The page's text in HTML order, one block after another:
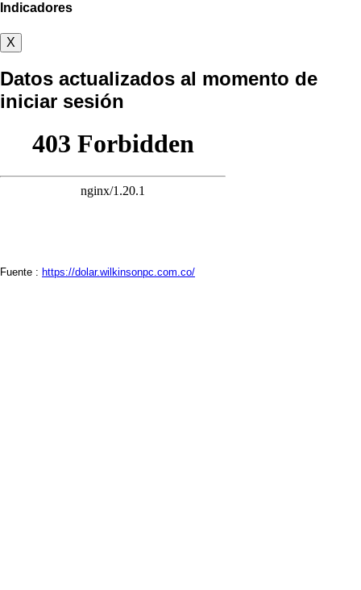
Indicadores
X
Datos actualizados al momento de
iniciar sesión
Fuente : https://dolar.wilkinsonpc.com.co/